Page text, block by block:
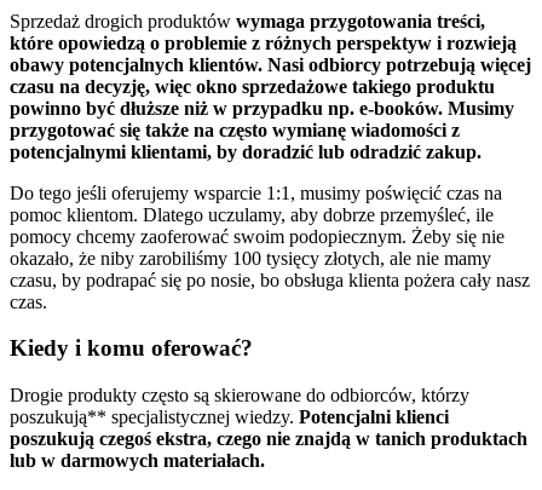
Sprzedaż drogich produktów wymaga przygotowania treści,
które opowiedzą o problemie z różnych perspektyw i rozwieją
obawy potencjalnych klientów. Nasi odbiorcy potrzebują więcej
czasu na decyzję, więc okno sprzedażowe takiego produktu
powinno być dłuższe niż w przypadku np. e-booków. Musimy
przygotować się także na często wymianę wiadomości z
potencjalnymi klientami, by doradzić lub odradzić zakup.
Do tego jeśli oferujemy wsparcie 1:1, musimy poświęcić czas na
pomoc klientom. Dlatego uczulamy, aby dobrze przemyśleć, ile
pomocy chcemy zaoferować swoim podopiecznym. Żeby się nie
okazało, że niby zarobiliśmy 100 tysięcy złotych, ale nie mamy
czasu, by podrapać się po nosie, bo obsługa klienta pożera cały nasz
czas.
Kiedy i komu oferować?
Drogie produkty często są skierowane do odbiorców, którzy
poszukują** specjalistycznej wiedzy. Potencjalni klienci
poszukują czegoś ekstra, czego nie znajdą w tanich produktach
lub w darmowych materiałach.